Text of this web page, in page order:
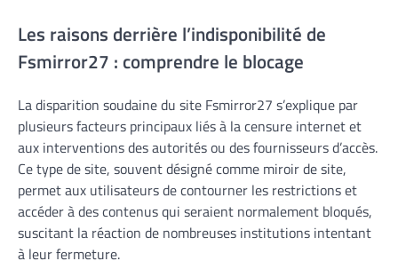
Les raisons derrière l’indisponibilité de
Fsmirror27 : comprendre le blocage
La disparition soudaine du site Fsmirror27 s’explique par
plusieurs facteurs principaux liés à la censure internet et
aux interventions des autorités ou des fournisseurs d’accès.
Ce type de site, souvent désigné comme miroir de site,
permet aux utilisateurs de contourner les restrictions et
accéder à des contenus qui seraient normalement bloqués,
suscitant la réaction de nombreuses institutions intentant
à leur fermeture.